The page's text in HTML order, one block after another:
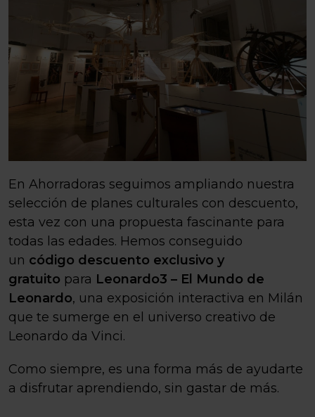
En Ahorradoras seguimos ampliando nuestra
selección de planes culturales con descuento,
esta vez con una propuesta fascinante para
todas las edades. Hemos conseguido
un código descuento exclusivo y
gratuito para Leonardo3 – El Mundo de
Leonardo, una exposición interactiva en Milán
que te sumerge en el universo creativo de
Leonardo da Vinci.
Como siempre, es una forma más de ayudarte
a disfrutar aprendiendo, sin gastar de más.